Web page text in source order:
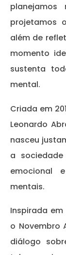
planejamos
projetamos
além de
momento
sustenta
mental.
Criada em
Leonardo
nasceu
a
emocional
mentais.
Inspirada
o Novembro
diálogo